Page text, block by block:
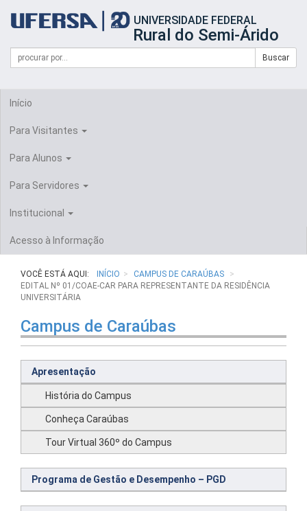
portal
UFERSA
UNIVERSIDADE FEDERAL
Rural do Semi-Árido
Formulário
Busca
Campo
de
Buscar
Início
Para Visitantes
Para Alunos
Para Servidores
Institucional
Acesso à Informação
VOCÊ ESTÁ AQUI: INÍCIO
CAMPUS DE CARAÚBAS
EDITAL Nº 01/COAE-CAR PARA REPRESENTANTE DA RESIDÊNCIA
UNIVERSITÁRIA
Campus de Caraúbas
Apresentação
História do Campus
Conheça Caraúbas
Tour Virtual 360º do Campus
Programa de Gestão e Desempenho – PGD